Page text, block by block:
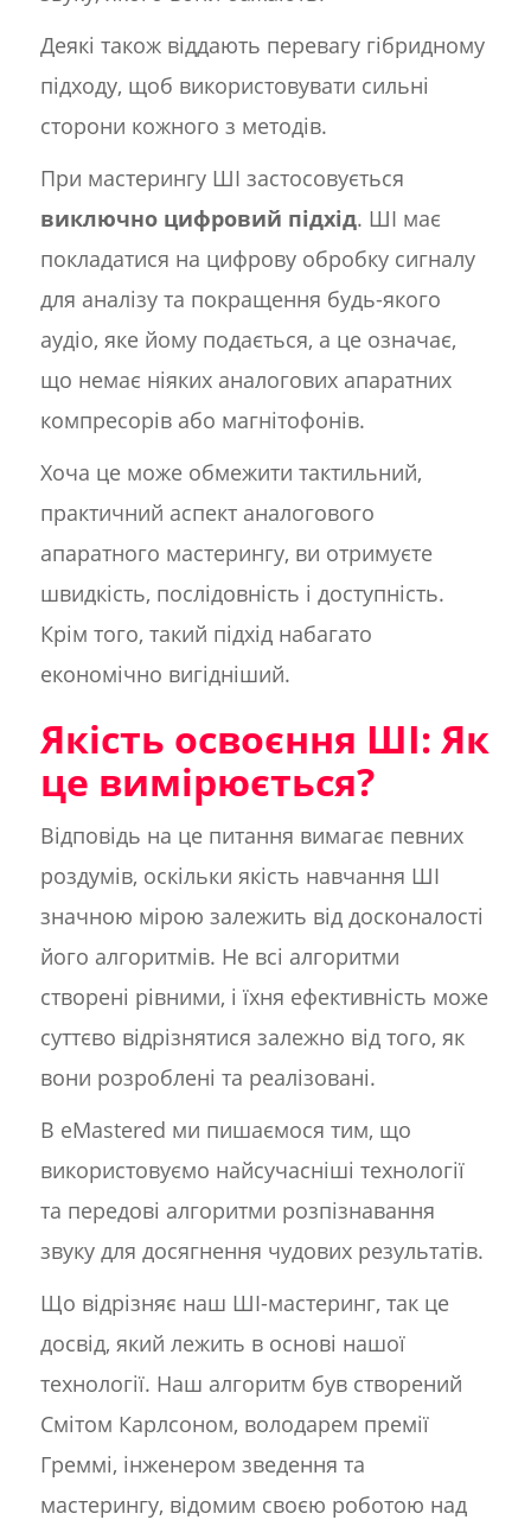
Деякі також віддають перевагу гібридному
підходу, щоб використовувати сильні
сторони кожного з методів.
При мастерингу ШІ застосовується
виключно цифровий підхід. ШІ має
покладатися на цифрову обробку сигналу
для аналізу та покращення будь-якого
аудіо, яке йому подається, а це означає,
що немає ніяких аналогових апаратних
компресорів або магнітофонів.
Хоча це може обмежити тактильний,
практичний аспект аналогового
апаратного мастерингу, ви отримуєте
швидкість, послідовність і доступність.
Крім того, такий підхід набагато
економічно вигідніший.
Якість освоєння ШІ: Як
це вимірюється?
Відповідь на це питання вимагає певних
роздумів, оскільки якість навчання ШІ
значною мірою залежить від досконалості
його алгоритмів. Не всі алгоритми
створені рівними, і їхня ефективність може
суттєво відрізнятися залежно від того, як
вони розроблені та реалізовані.
В eMastered ми пишаємося тим, що
використовуємо найсучасніші технології
та передові алгоритми розпізнавання
звуку для досягнення чудових результатів.
Що відрізняє наш ШІ-мастеринг, так це
досвід, який лежить в основі нашої
технології. Наш алгоритм був створений
Смітом Карлсоном, володарем премії
Греммі, інженером зведення та
мастерингу, відомим своєю роботою над